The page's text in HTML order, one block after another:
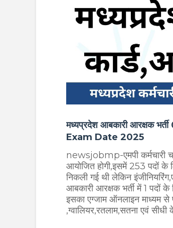
मध्यप्रदेश आबकारी आरक्षक
Exam Date 2025
newsjobmp-एमपी कर्मचारी
आयोजित होगी,इसमें 253 पदों के
निकली गई थी लेकिन
आबकारी आरक्षक भर्ती में 1 पदों
इसका एग्जाम ऑनलाइन माध्यम से
,ग्वालियर,रतलाम,सतना एवं सीधी